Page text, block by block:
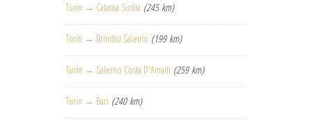
Turín → Catania Sicilia (245 km)
Turín → Brindisi Salento (199 km)
Turín → Salerno Costa D'Amalfi (259 km)
Turín → Bari (240 km)